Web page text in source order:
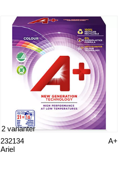
Ariel
A+
232134
2 varianter